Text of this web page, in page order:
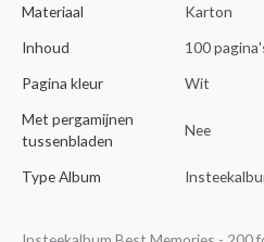
Materiaal
Karton
Inhoud
100
Pagina kleur
Wit
Met pergamijnen
tussenbladen
Nee
Type Album